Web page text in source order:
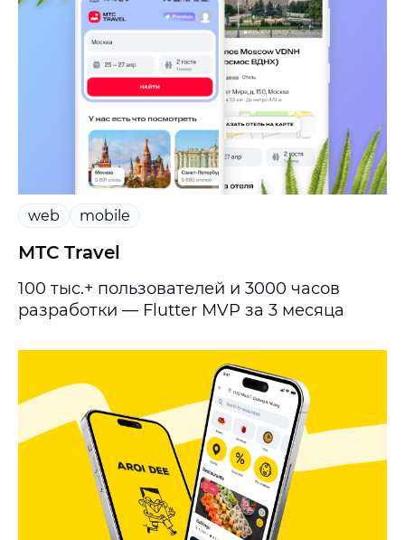
web mobile
МТС Travel
100 тыс.+ пользователей и 3000 часов
разработки — Flutter MVP за 3 месяца